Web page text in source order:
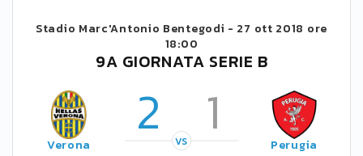
Stadio Marc'Antonio Bentegodi - 27 ott 2018 ore
18:00
9A GIORNATA SERIE B
Verona 2 1
VS Perugia